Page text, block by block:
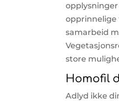
opprinnelige
samarbeid
store
Homofil
Adlyd ikke